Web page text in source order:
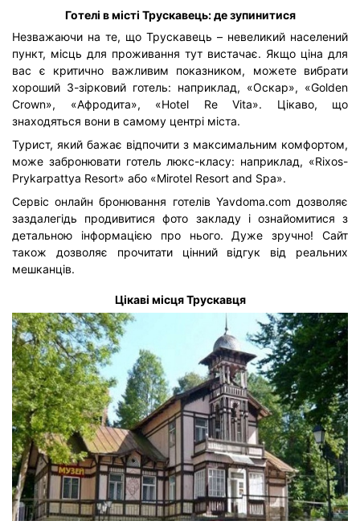
Готелі в місті Трускавець: де зупинитися
Незважаючи на те, що Трускавець – невеликий населений
пункт, місць для проживання тут вистачає. Якщо ціна для
вас є критично важливим показником, можете вибрати
хороший 3-зірковий готель: наприклад, «Оскар», «Golden
Crown», «Афродита», «Hotel Re Vita». Цікаво, що
знаходяться вони в самому центрі міста.
Турист, який бажає відпочити з максимальним комфортом,
може забронювати готель люкс-класу: наприклад, «Rixos-
Prykarpattya Resort» або «Mirotel Resort and Spa».
Сервіс онлайн бронювання готелів Yavdoma.com дозволяє
заздалегідь продивитися фото закладу і ознайомитися з
детальною інформацією про нього. Дуже зручно! Сайт
також дозволяє прочитати цінний відгук від реальних
мешканців.
Цікаві місця Трускавця